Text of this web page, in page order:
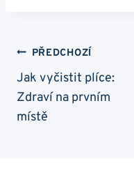
Navigace
Pro
Příspěvek
PŘEDCHOZÍ
Jak vyčistit plíce:
Zdraví na prvním
místě